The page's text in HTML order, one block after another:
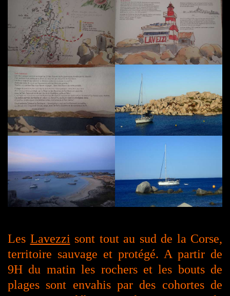
Les Lavezzi sont tout au sud de la Corse,
territoire sauvage et protégé. A partir de
9H du matin les rochers et les bouts de
plages sont envahis par des cohortes de